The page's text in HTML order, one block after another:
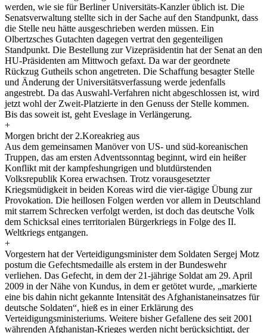
werden, wie sie für Berliner Universitäts-Kanzler üblich ist. Die
Senatsverwaltung stellte sich in der Sache auf den Standpunkt, dass
die Stelle neu hätte ausgeschrieben werden müssen. Ein
Olbertzsches Gutachten dagegen vertrat den gegenteiligen
Standpunkt. Die Bestellung zur Vizepräsidentin hat der Senat an den
HU-Präsidenten am Mittwoch gefaxt. Da war der geordnete
Rückzug Gutheils schon angetreten. Die Schaffung besagter Stelle
und Änderung der Universitätsverfassung werde jedenfalls
angestrebt. Da das Auswahl-Verfahren nicht abgeschlossen ist, wird
jetzt wohl der Zweit-Platzierte in den Genuss der Stelle kommen.
Bis das soweit ist, geht Eveslage in Verlängerung.
+
Morgen bricht der 2.Koreakrieg aus
Aus dem gemeinsamen Manöver von US- und süd-koreanischen
Truppen, das am ersten Adventssonntag beginnt, wird ein heißer
Konflikt mit der kampfeshungrigen und blutdürstenden
Volksrepublik Korea erwachsen. Trotz vorausgesetzter
Kriegsmüdigkeit in beiden Koreas wird die vier-tägige Übung zur
Provokation. Die heillosen Folgen werden vor allem in Deutschland
mit starrem Schrecken verfolgt werden, ist doch das deutsche Volk
dem Schicksal eines territorialen Bürgerkriegs in Folge des II.
Weltkriegs entgangen.
+
Vorgestern hat der Verteidigungsminister dem Soldaten Sergej Motz
postum die Gefechtsmedaille als erstem in der Bundeswehr
verliehen. Das Gefecht, in dem der 21-jährige Soldat am 29. April
2009 in der Nähe von Kundus, in dem er getötet wurde, „markierte
eine bis dahin nicht gekannte Intensität des Afghanistaneinsatzes für
deutsche Soldaten“, hieß es in einer Erklärung des
Verteidigungsministeriums. Weitere bisher Gefallene des seit 2001
währenden Afghanistan-Krieges werden nicht berücksichtigt, der